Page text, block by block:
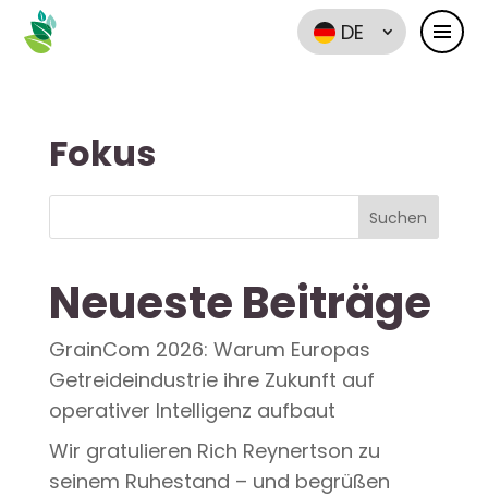
DE
Fokus
Suchen
Neueste Beiträge
GrainCom 2026: Warum Europas
Getreideindustrie ihre Zukunft auf
operativer Intelligenz aufbaut
Wir gratulieren Rich Reynertson zu
seinem Ruhestand – und begrüßen